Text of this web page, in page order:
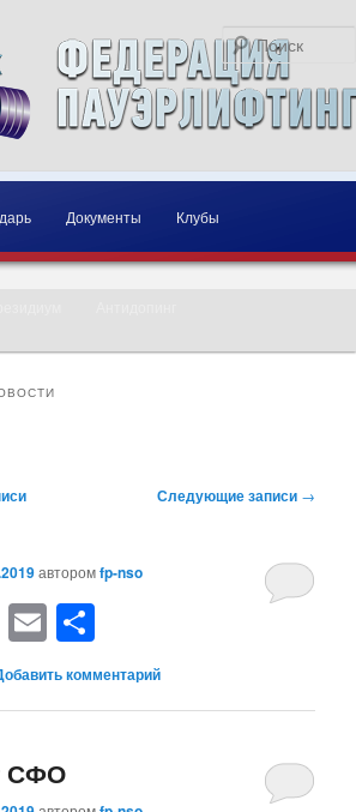
содержимомусодержимому
Документы Клубы
Следующие записи →
авторомfp-nso
Facebook
EmailОтправить
комментарий
СФО